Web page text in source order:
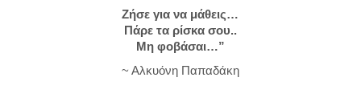
Ζήσε για να μάθεις…
Πάρε τα ρίσκα σου..
Μη φοβάσαι…”
~ Αλκυόνη Παπαδάκη